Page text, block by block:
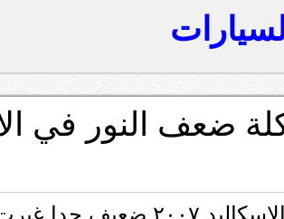
ضعف النور في
تعبت من نور